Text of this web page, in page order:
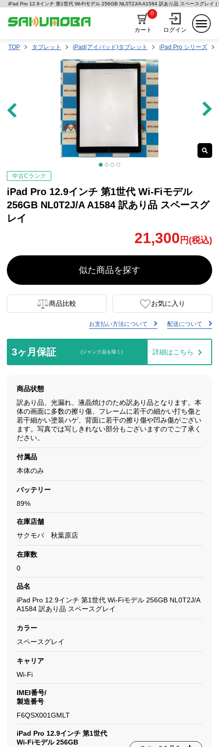
iPad Pro 12.9インチ 第1世代 Wi-Fiモデル 256GB NL0T2J/A A1584 訳あり品 スペースグレイ |
カート
0
ログイン
TOP タブレット iPad(アイパッド)タブレット iPad Pro シリーズ
中古Cランク
iPad Pro 12.9インチ 第1世代 Wi-Fiモデル
256GB NL0T2J/A A1584 訳あり品 スペースグ
レイ
21,300 円(税込)
似た商品を探す
商品比較 お気に入り
お支払い方法について 配送について
3ヶ月保証 (ジャンク品を除く) 詳細はこちら
商品状態
訳あり品、光漏れ、液晶焼けのため訳あり品となります。本
体の画面に多数の擦り傷、フレームに若干の細かい打ち傷と
若干細かい塗装ハゲ、背面に若干の擦り傷や凹み傷がござい
ます。写真では写しきれない部分もございますのでご了承く
ださい。
付属品
本体のみ
バッテリー
89%
在庫店舗
サクモバ 秋葉原店
在庫数
0
品名
iPad Pro 12.9インチ 第1世代 Wi-Fiモデル 256GB NL0T2J/A
A1584 訳あり品 スペースグレイ
カラー
スペースグレイ
キャリア
Wi-Fi
IMEI番号/
製造番号
F6QSX001GMLT
iPad Pro 12.9インチ 第1世代
Wi-Fiモデル 256GB